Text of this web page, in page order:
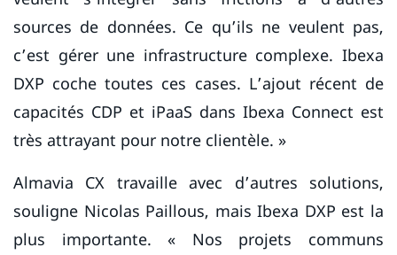
sources de données. Ce qu’ils ne veulent pas,
c’est gérer une infrastructure complexe. Ibexa
DXP coche toutes ces cases. L’ajout récent de
capacités CDP et iPaaS dans Ibexa Connect est
très attrayant pour notre clientèle. »
Almavia CX travaille avec d’autres solutions,
souligne Nicolas Paillous, mais Ibexa DXP est la
plus importante. « Nos projets communs